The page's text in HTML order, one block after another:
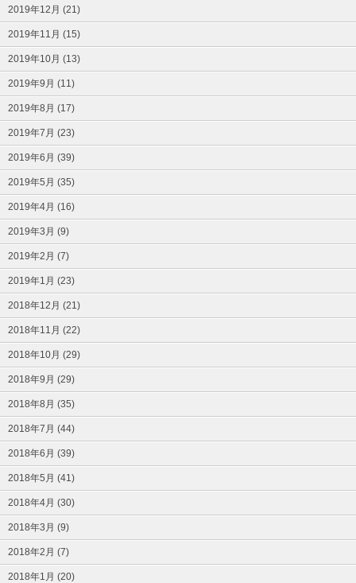
2019年12月 (21)
2019年11月 (15)
2019年10月 (13)
2019年9月 (11)
2019年8月 (17)
2019年7月 (23)
2019年6月 (39)
2019年5月 (35)
2019年4月 (16)
2019年3月 (9)
2019年2月 (7)
2019年1月 (23)
2018年12月 (21)
2018年11月 (22)
2018年10月 (29)
2018年9月 (29)
2018年8月 (35)
2018年7月 (44)
2018年6月 (39)
2018年5月 (41)
2018年4月 (30)
2018年3月 (9)
2018年2月 (7)
2018年1月 (20)